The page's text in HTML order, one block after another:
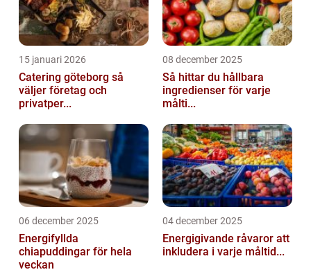
15 januari 2026
Catering göteborg så
väljer företag och
privatper...
08 december 2025
Så hittar du hållbara
ingredienser för varje
målti...
06 december 2025
Energifyllda
chiapuddingar för hela
veckan
04 december 2025
Energigivande råvaror att
inkludera i varje måltid...